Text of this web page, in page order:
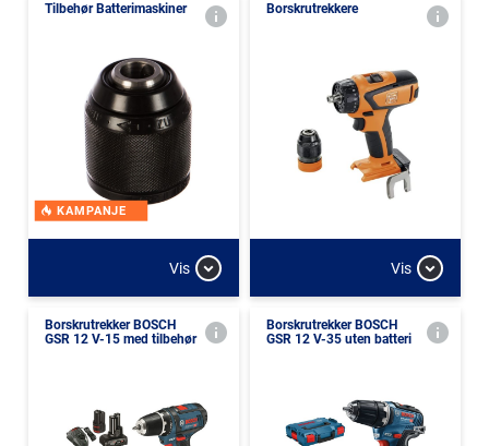
Tilbehør Batterimaskiner
KAMPANJE
Vis
Borskrutrekkere
Vis
Borskrutrekker BOSCH
GSR 12 V-15 med tilbehør
Borskrutrekker BOSCH
GSR 12 V-35 uten batteri